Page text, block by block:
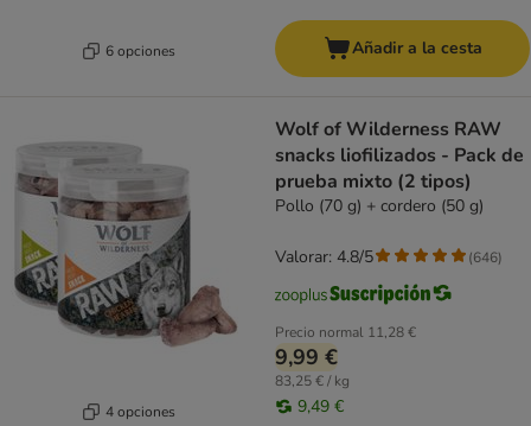
6 opciones Añadir a la cesta
4 opciones
Wolf of Wilderness RAW
snacks liofilizados - Pack de
prueba mixto (2 tipos)
Pollo (70 g) + cordero (50 g)
Precio normal 11,28 €
9,99 €
83,25 € / kg
9,49 €
Valorar: 4.8/5 (646)